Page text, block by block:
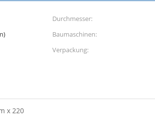
Durchmesser:
Baumaschinen:
Verpackung:
x 220